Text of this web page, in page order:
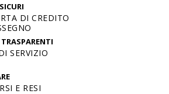
DI CREDITO
SERVIZIO
E RESI